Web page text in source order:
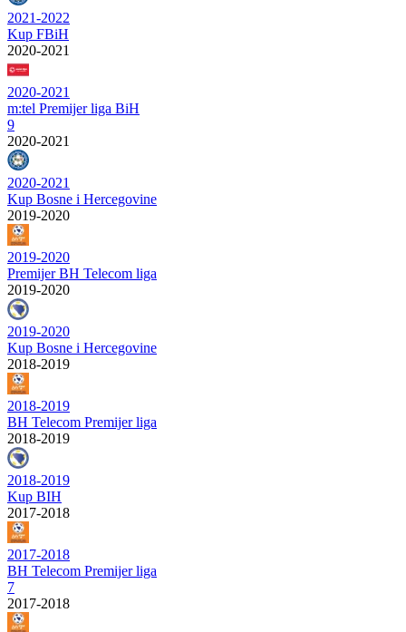
2021-2022
Kup FBiH
2020-2021
2020-2021
m:tel Premijer liga BiH
9
2020-2021
2020-2021
Kup Bosne i Hercegovine
2019-2020
2019-2020
Premijer BH Telecom liga
2019-2020
2019-2020
Kup Bosne i Hercegovine
2018-2019
2018-2019
BH Telecom Premijer liga
2018-2019
2018-2019
Kup BIH
2017-2018
2017-2018
BH Telecom Premijer liga
7
2017-2018